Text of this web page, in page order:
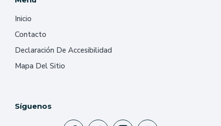
Inicio
Contacto
Declaración De Accesibilidad
Mapa Del Sitio
Síguenos